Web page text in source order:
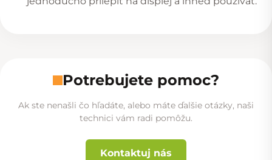
Potrebujete pomoc?
Ak ste nenašli čo hľadáte, alebo máte ďalšie otázky, naši
technici vám radi pomôžu.
Kontaktuj nás